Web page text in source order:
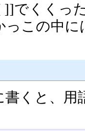
でくくっ
っこの中
書くと、